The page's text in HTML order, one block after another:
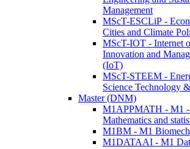
Management
MScT-ESCLiP -
Cities and Climate
MScT-IOT - Internet
Innovation and
(IoT)
MScT-STEEM -
Science Technology
Master (DNM)
M1APPMATH - M1
Mathematics and
M1BM - M1
M1DATAAI - M1